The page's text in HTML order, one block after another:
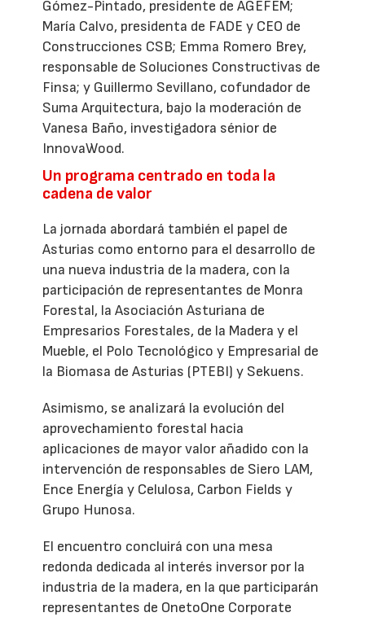
Gómez-Pintado, presidente de AGEFEM;
María Calvo, presidenta de FADE y CEO de
Construcciones CSB; Emma Romero Brey,
responsable de Soluciones Constructivas de
Finsa; y Guillermo Sevillano, cofundador de
Suma Arquitectura, bajo la moderación de
Vanesa Baño, investigadora sénior de
InnovaWood.
Un programa centrado en toda la
cadena de valor
La jornada abordará también el papel de
Asturias como entorno para el desarrollo de
una nueva industria de la madera, con la
participación de representantes de Monra
Forestal, la Asociación Asturiana de
Empresarios Forestales, de la Madera y el
Mueble, el Polo Tecnológico y Empresarial de
la Biomasa de Asturias (PTEBI) y Sekuens.
Asimismo, se analizará la evolución del
aprovechamiento forestal hacia
aplicaciones de mayor valor añadido con la
intervención de responsables de Siero LAM,
Ence Energía y Celulosa, Carbon Fields y
Grupo Hunosa.
El encuentro concluirá con una mesa
redonda dedicada al interés inversor por la
industria de la madera, en la que participarán
representantes de OnetoOne Corporate